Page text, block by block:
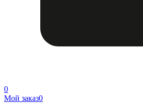
0
Мой заказ0